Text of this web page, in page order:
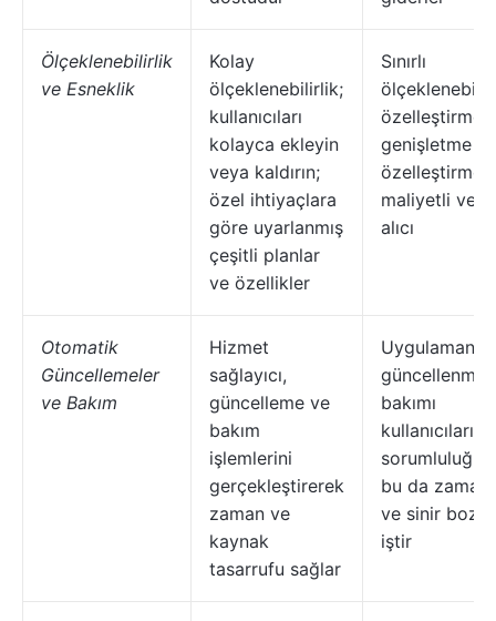
Ölçeklenebilirlik
ve Esneklik
Kolay
ölçeklenebilirlik;
kullanıcıları
kolayca ekleyin
veya kaldırın;
özel ihtiyaçlara
göre uyarlanmış
çeşitli planlar
ve özellikler
Sınırlı
özelleştirme,
genişletme
özelleştirme
maliyetli ve
alıcı
Otomatik
Güncellemeler
ve Bakım
Hizmet
sağlayıcı,
güncelleme ve
bakım
işlemlerini
gerçekleştirerek
zaman ve
kaynak
tasarrufu sağlar
Uygulamanın
bakımı
kullanıcıların
bu da zaman
ve sinir
iştir